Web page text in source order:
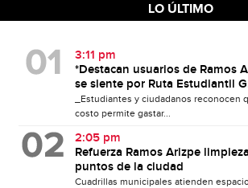
LO ÚLTIMO
3:11 pm
*Destacan usuarios de Ramos
se siente por Ruta Estudiantil
_Estudiantes y ciudadanos reconocen
costo permite gastar...
2:05 pm
Refuerza Ramos Arizpe
puntos de la ciudad
Cuadrillas municipales atienden